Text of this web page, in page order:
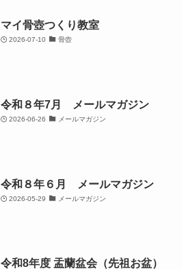
マイ骨壺つくり教室
2026-07-10 骨壺
令和８年7月 メールマガジン
2026-06-26 メールマガジン
令和８年６月 メールマガジン
2026-05-29 メールマガジン
令和8年度 盂蘭盆会（先祖お盆）